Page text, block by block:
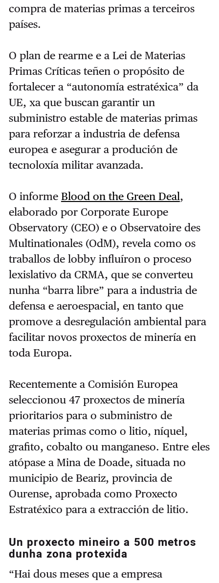
compra de materias primas a terceiros
países.
O plan de rearme e a Lei de Materias
Primas Críticas teñen o propósito de
fortalecer a “autonomía estratéxica” da
UE, xa que buscan garantir un
subministro estable de materias primas
para reforzar a industria de defensa
europea e asegurar a produción de
tecnoloxía militar avanzada.
O informe Blood on the Green Deal,
elaborado por Corporate Europe
Observatory (CEO) e o Observatoire des
Multinationales (OdM), revela como os
traballos de lobby influíron o proceso
lexislativo da CRMA, que se converteu
nunha “barra libre” para a industria de
defensa e aeroespacial, en tanto que
promove a desregulación ambiental para
facilitar novos proxectos de minería en
toda Europa.
Recentemente a Comisión Europea
seleccionou 47 proxectos de minería
prioritarios para o subministro de
materias primas como o litio, níquel,
grafito, cobalto ou manganeso. Entre eles
atópase a Mina de Doade, situada no
municipio de Beariz, provincia de
Ourense, aprobada como Proxecto
Estratéxico para a extracción de litio.
Un proxecto mineiro a 500 metros
dunha zona protexida
“Hai dous meses que a empresa